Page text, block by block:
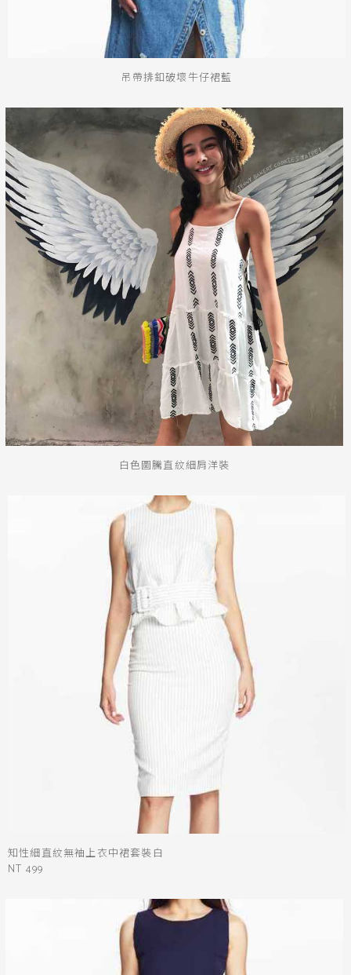
吊帶排釦破壞牛仔裙藍
白色圖騰直紋細肩洋裝
知性細直紋無袖上衣中裙套裝白
NT 499